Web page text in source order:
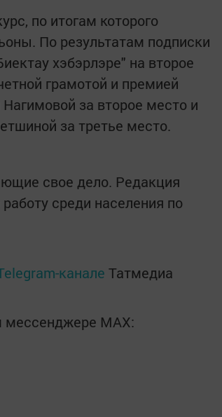
по итогам которого
По результатам подписки
хэбэрлэре" на второе
грамотой и премией
за второе место и
за третье место.
свое дело. Редакция
среди населения по
канале Татмедиа
мессенджере MАХ: